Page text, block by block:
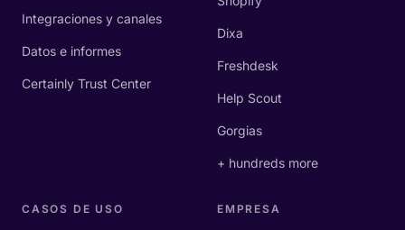
Integraciones y canales
Datos e informes
Certainly Trust Center
Dixa
Freshdesk
Help Scout
Gorgias
+ hundreds more
CASOS DE USO EMPRESA